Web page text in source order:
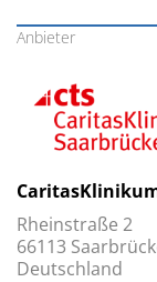
Anbieter
Rheinstraße 2
66113
Deutschland